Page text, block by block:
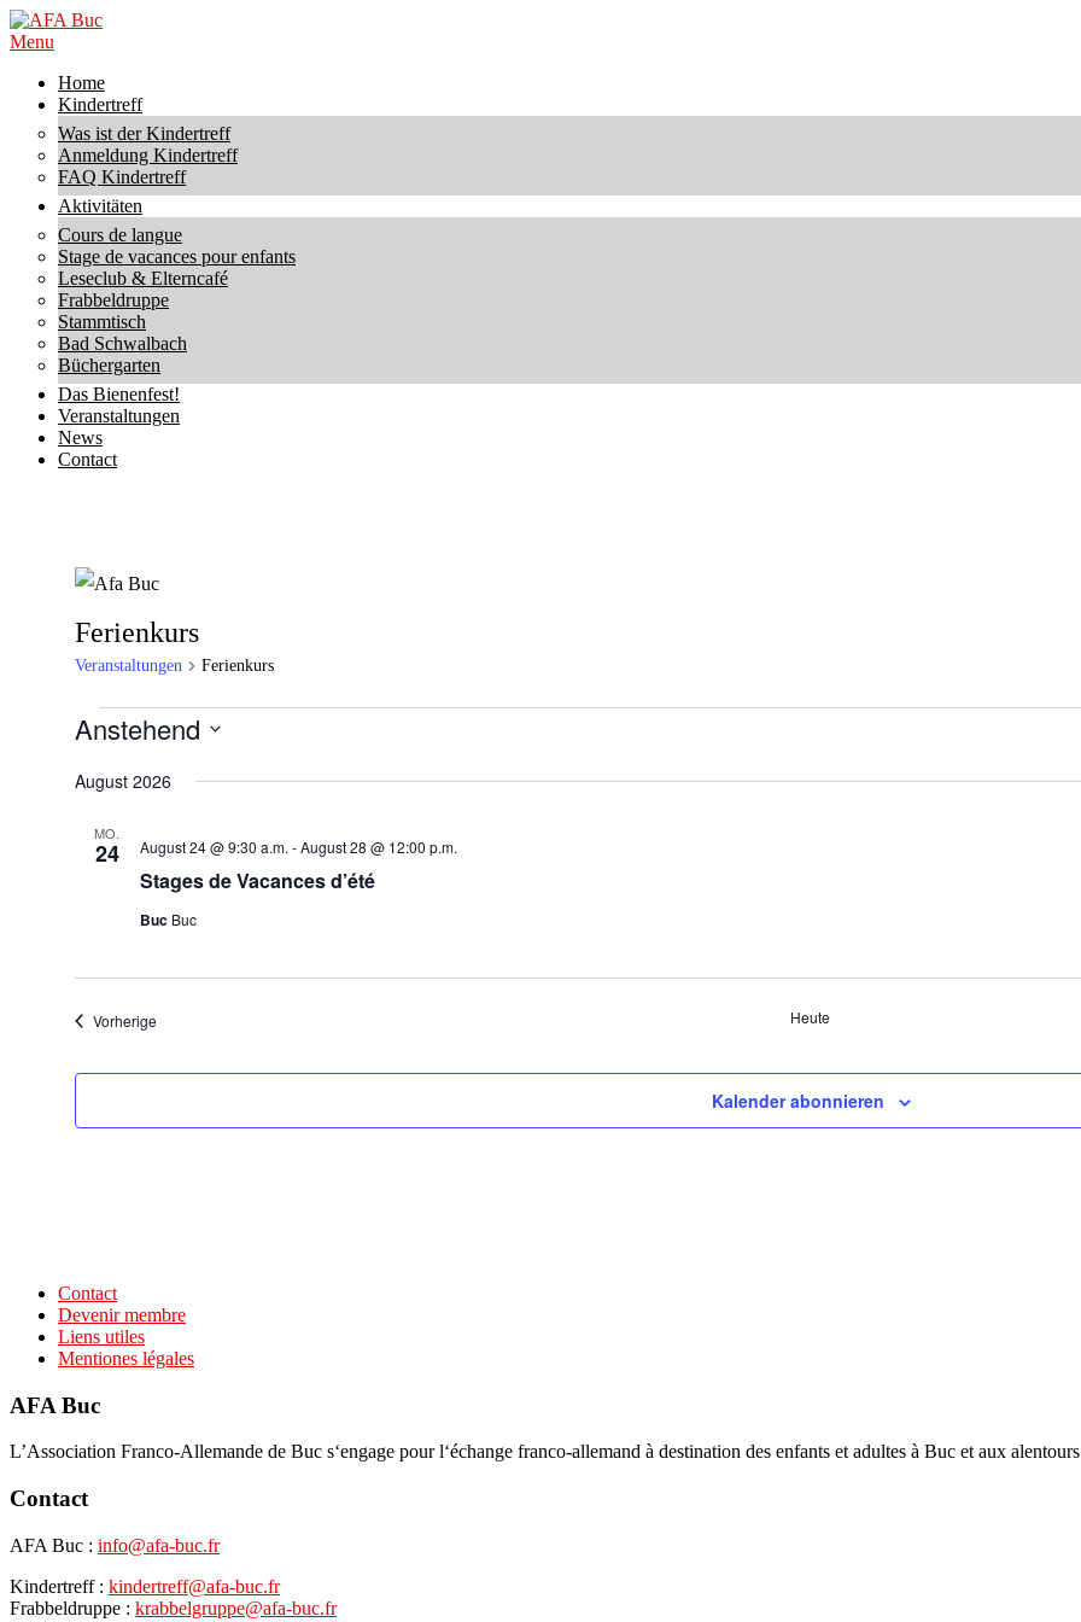
Skip
to
AFA
Primary
Menu
Menu
Home
Kindertreff
Was ist der Kindertreff
Anmeldung Kindertreff
FAQ Kindertreff
Aktivitäten
Cours de langue
Stage de vacances pour enfants
Leseclub & Elterncafé
Frabbeldruppe
Stammtisch
Bad Schwalbach
Büchergarten
Das Bienenfest!
Veranstaltungen
News
Contact
Ferienkurs
Veranstaltungen Ferienkurs
Veranstaltungen
Anstehend
wählen.
August 2026
MO.
24
Stages de Vacances d’été
August 24 @ 9:30 a.m. -August 28 @ 12:00 p.m.
Buc Buc
VorherigeVeranstaltungen Heute
Kalender abonnieren
Contact
Devenir membre
Liens utiles
Mentiones légales
AFA Buc
L’Association Franco-Allemande de Buc s‘engage pour l‘échange franco-allemand à destination des enfants et adultes à Buc et aux
Contact
AFA Buc : info@afa-buc.fr
Kindertreff : kindertreff@afa-buc.fr
Frabbeldruppe : krabbelgruppe@afa-buc.fr